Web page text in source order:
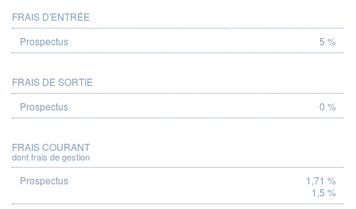
PROSPECTUS
FRAIS D'ENTRÉE
5 %
FRAIS DE SORTIE
0 %
FRAIS COURANT
dont frais de gestion
1,71 %
1,5 %